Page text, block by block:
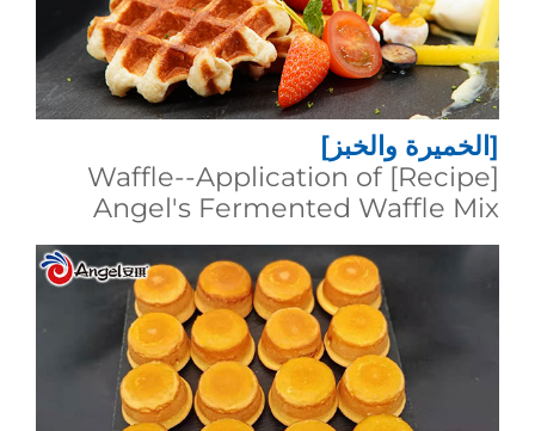
[الخميرة والخبز]
[Recipe] Waffle--Application of
Angel's Fermented Waffle Mix